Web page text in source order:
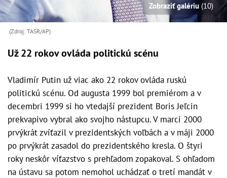
Zobraziť galériu (10)
(Zdroj: TASR/AP)
Už 22 rokov ovláda politickú scénu
Vladimír Putin už viac ako 22 rokov ovláda ruskú
politickú scénu. Od augusta 1999 bol premiérom a v
decembri 1999 si ho vtedajší prezident Boris Jeľcin
prekvapivo vybral ako svojho nástupcu. V marci 2000
prvýkrát zvíťazil v prezidentských voľbách a v máji 2000
po prvýkrát zasadol do prezidentského kresla. O štyri
roky neskôr víťazstvo s prehľadom zopakoval. S ohľadom
na ústavu sa potom nemohol uchádzať o tretí mandát v